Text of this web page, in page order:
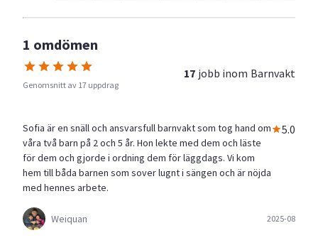
1 omdömen
Genomsnitt av 17 uppdrag
17 jobb inom Barnvakt
Sofia är en snäll och ansvarsfull barnvakt som tog hand om
våra två barn på 2 och 5 år. Hon lekte med dem och läste
för dem och gjorde i ordning dem för läggdags. Vi kom
hem till båda barnen som sover lugnt i sängen och är nöjda
med hennes arbete.
5.0
Weiquan 2025-08